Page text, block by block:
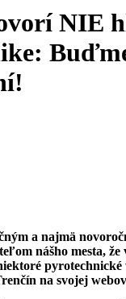
NIE
a najmä
nášho mesta, že
na svojej